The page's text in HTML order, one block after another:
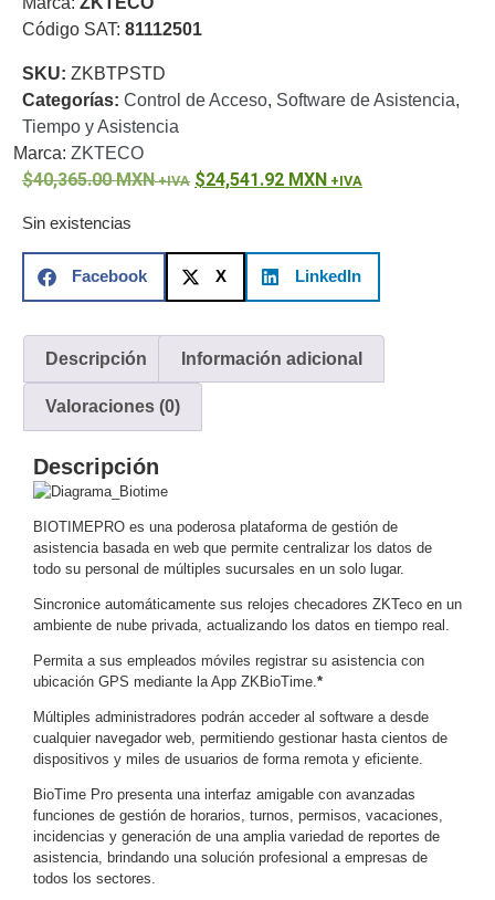
o
de
VideoTransceptores
de Video
Cables y
Conectores
a
RCAAudio
y
Coaxial y
Conectores
Cables
Armados -
CoaxialCategoría
ÓpticaPara
Alimentación
y
ElectricidadRG59
Tipo
CaPTelefónicoVGA
/ DVI /
HDMI
Cámaras
Ambientes
Salinos
y
Decodificadores
de
VideoCuboDomo
Código SAT: 81112501
SKU: ZKBTPSTD
Categorías: Control de Acceso, Software de Asistencia,
Tiempo y Asistencia
Marca: ZKTECO
40,365.00MXN 24,541.92 MXN
Sin existencias
Facebook X LinkedIn
Descripción Información adicional
Valoraciones (0)
Descripción
BIOTIMEPRO es una poderosa plataforma de gestión de
asistencia basada en web que permite centralizar los datos de
todo su personal de múltiples sucursales en un solo lugar.
Sincronice automáticamente sus relojes checadores ZKTeco en un
ambiente de nube privada, actualizando los datos en tiempo real.
Permita a sus empleados móviles registrar su asistencia con
ubicación GPS mediante la App ZKBioTime. *
Múltiples administradores podrán acceder al software a desde
cualquier navegador web, permitiendo gestionar hasta cientos de
dispositivos y miles de usuarios de forma remota y eficiente.
BioTime Pro presenta una interfaz amigable con avanzadas
funciones de gestión de horarios, turnos, permisos, vacaciones,
incidencias y generación de una amplia variedad de reportes de
asistencia, brindando una solución profesional a empresas de
todos los sectores.